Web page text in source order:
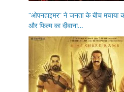
“ओपनहाइमर” ने जनता के बीच मचाया
और फिल्म का दीवाना…